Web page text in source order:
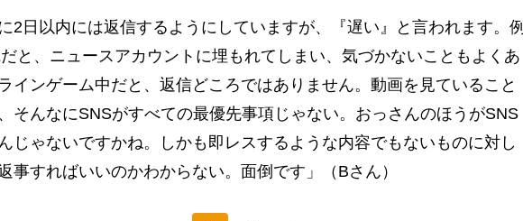
に2日以内には返信するようにしていますが、『遅い』と言われます。例
と、ニュースアカウントに埋もれてしまい、気づかないこともよくあ
インゲーム中だと、返信どころではありません。動画を見ていること
そんなにSNSがすべての最優先事項じゃない。おっさんのほうがSNS
じゃないですかね。しかも即レスするような内容でもないものに対し
事すればいいのかわからない。面倒です」（Bさん）